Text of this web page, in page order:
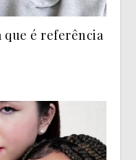
que é referência